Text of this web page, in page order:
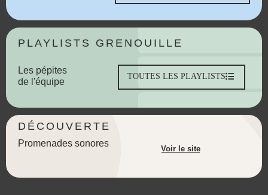
PLAYLISTS GRENOUILLE
Les pépites
de l'équipe
TOUTES LES PLAYLISTS
DÉCOUVERTE
Promenades sonores
Voir le site